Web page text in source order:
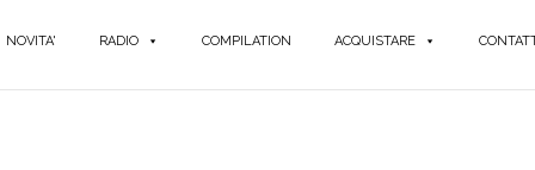
NOVITA' RADIO COMPILATION ACQUISTARE